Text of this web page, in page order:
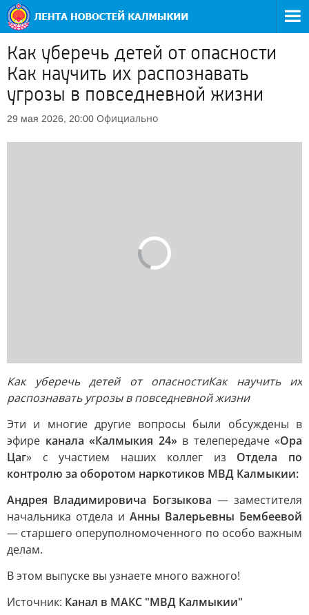
Как уберечь детей от опасности
Как научить их распознавать
угрозы в повседневной жизни
29 мая 2026, 20:00 Официально
Как уберечь детей от опасностиКак научить их
распознавать угрозы в повседневной жизни
Эти и многие другие вопросы были обсуждены в
эфире канала «Калмыкия 24»в телепередаче «Ора
Цаг» с участием наших коллег из Отдела по
контролю за оборотом наркотиков МВД Калмыкии:
Андрея Владимировича Богзыкова — заместителя
начальника отдела и Анны Валерьевны Бембеевой
— старшего оперуполномоченного по особо важным
делам.
В этом выпуске вы узнаете много важного!
Источник: Канал в МАКС "МВД Калмыкии"